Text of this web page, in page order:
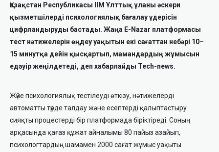
Қазақстан Республикасы ІІМ Ұлттық ұланы әскери
қызметшілерді психологиялық бағалау үдерісін
цифрландыруды бастады. Жаңа E-Nazar платформасы
тест нәтижелерін өңдеу уақытын екі сағаттан небәрі 10–
15 минутқа дейін қысқартып, мамандардың жұмысын
едәуір жеңілдетеді, деп хабарлайды Tech-news.
Жүйе психологиялық тестілеуді өткізу, нәтижелерді
автоматты түрде талдау және есептерді қалыптастыру
сияқты процестерді бір платформада біріктіреді. Соның
арқасында қағаз құжат айналымы 80 пайыз азайып,
психологтардың шамамен 2000 сағат жұмыс уақыты